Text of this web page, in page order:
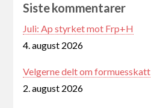
Siste kommentarer
Juli: Ap styrket mot Frp+H
4. august 2026
Velgerne delt om formuesskatt
2. august 2026